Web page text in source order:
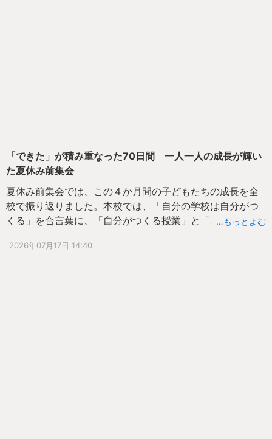
「できた」が積み重なった70日間 一人一人の成長が輝い
た夏休み前集会
夏休み前集会では、この４か月間の子どもたちの成長を全
校で振り返りました。本校では、「自分の学校は自分がつ
くる」を合言葉に、「自分がつくる授業」と「誰も悲しい
今回、学校ホームページに掲載している写真は、各学年の
…もっとよむ
2026年07月17日 14:40